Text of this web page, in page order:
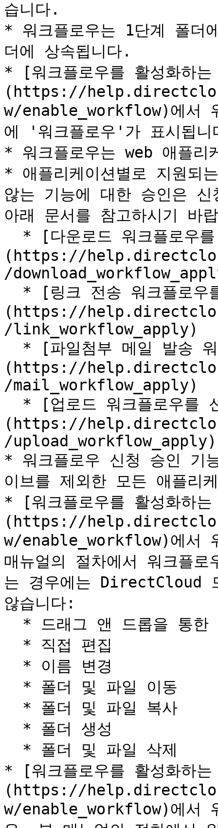
습니다.
* 워크플로우는 1단계 폴더
더에 상속됩니다.
* [워크플로우를 활성화하
(https://
w/enable_workflow)에서
에 '워크플로우'가 표시됩
* 워크플로우는 web 애플리
* 애플리케이션별로 지원되
않는 기능에 대한 승인은
아래 문서를 참고하시기 바
(https://
/
(https://
/link_workflow_apply)
(https://
/mail_workflow_apply)
(https://
/upload_workflow_apply)
* 워크플로우 신청 승인
이브를 제외한 모든 애플리
* [워크플로우를 활성화하
(https://
w/enable_workflow)에서
매뉴얼의 절차에서 워크플
는 경우에는 DirectCloud
않습니다:
* [워크플로우를 활성화하
(https://
w/enable_workflow)에서